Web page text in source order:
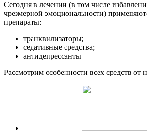
Сегодня в лечении (в том числе
чрезмерной эмоциональности)
препараты:
транквилизаторы;
седативные средства;
антидепрессанты.
Рассмотрим особенности всех средств от